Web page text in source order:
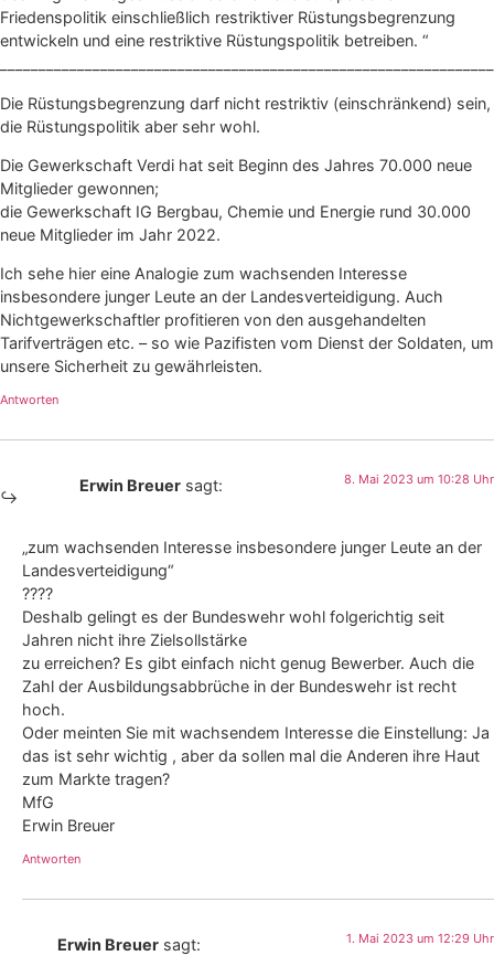
Friedenspolitik einschließlich restriktiver Rüstungsbegrenzung
entwickeln und eine restriktive Rüstungspolitik betreiben. “
Die Rüstungsbegrenzung darf nicht restriktiv (einschränkend) sein,
die Rüstungspolitik aber sehr wohl.
Die Gewerkschaft Verdi hat seit Beginn des Jahres 70.000 neue
Mitglieder gewonnen;
die Gewerkschaft IG Bergbau, Chemie und Energie rund 30.000
neue Mitglieder im Jahr 2022.
Ich sehe hier eine Analogie zum wachsenden Interesse
insbesondere junger Leute an der Landesverteidigung. Auch
Nichtgewerkschaftler profitieren von den ausgehandelten
Tarifverträgen etc. – so wie Pazifisten vom Dienst der Soldaten, um
unsere Sicherheit zu gewährleisten.
Antworten
Erwin Breuer sagt: 8. Mai 2023 um 10:28 Uhr
„zum wachsenden Interesse insbesondere junger Leute an der
Landesverteidigung“
????
Deshalb gelingt es der Bundeswehr wohl folgerichtig seit
Jahren nicht ihre Zielsollstärke
zu erreichen? Es gibt einfach nicht genug Bewerber. Auch die
Zahl der Ausbildungsabbrüche in der Bundeswehr ist recht
hoch.
Oder meinten Sie mit wachsendem Interesse die Einstellung: Ja
das ist sehr wichtig , aber da sollen mal die Anderen ihre Haut
zum Markte tragen?
MfG
Erwin Breuer
Antworten
Erwin Breuer sagt: 1. Mai 2023 um 12:29 Uhr